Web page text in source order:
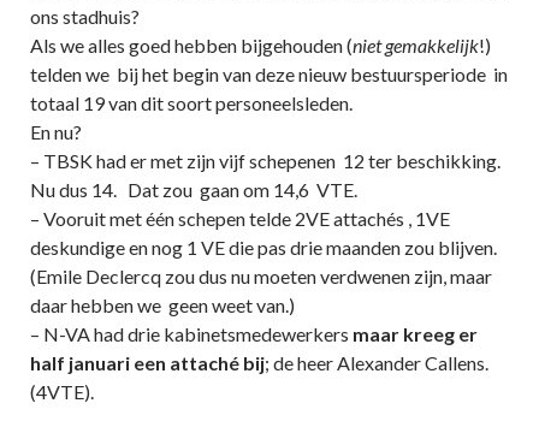
ons stadhuis?
Als we alles goed hebben bijgehouden (niet gemakkelijk!)
telden we bij het begin van deze nieuw bestuursperiode in
totaal 19 van dit soort personeelsleden.
En nu?
– TBSK had er met zijn vijf schepenen 12 ter beschikking.
Nu dus 14. Dat zou gaan om 14,6 VTE.
– Vooruit met één schepen telde 2VE attachés , 1VE
deskundige en nog 1 VE die pas drie maanden zou blijven.
(Emile Declercq zou dus nu moeten verdwenen zijn, maar
daar hebben we geen weet van.)
– N-VA had drie kabinetsmedewerkers maar kreeg er
half januari een attaché bij; de heer Alexander Callens.
(4VTE).